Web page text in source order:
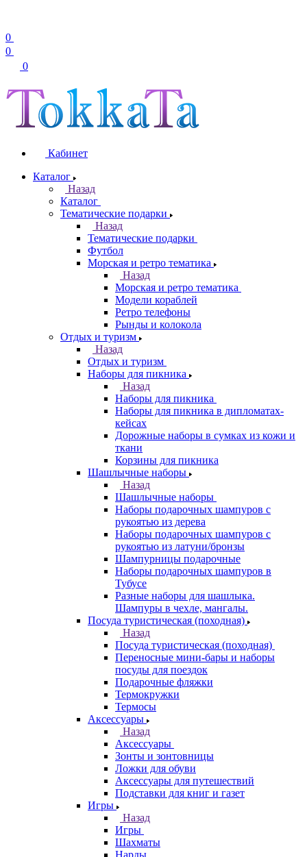
0
0
0
Кабинет
Каталог
Назад
Каталог
Тематические подарки
Назад
Тематические подарки
Футбол
Морская и ретро тематика
Назад
Морская и ретро тематика
Модели кораблей
Ретро телефоны
Рынды и колокола
Отдых и туризм
Назад
Отдых и туризм
Наборы для пикника
Назад
Наборы для пикника
Наборы для пикника в дипломатах-
кейсах
Дорожные наборы в сумках из кожи и
ткани
Корзины для пикника
Шашлычные наборы
Назад
Шашлычные наборы
Наборы подарочных шампуров с
рукоятью из дерева
Наборы подарочных шампуров с
рукоятью из латуни/бронзы
Шампурницы подарочные
Наборы подарочных шампуров в
Тубусе
Разные наборы для шашлыка.
Шампуры в чехле, мангалы.
Посуда туристическая (походная)
Назад
Посуда туристическая (походная)
Переносные мини-бары и наборы
посуды для поездок
Подарочные фляжки
Термокружки
Термосы
Аксессуары
Назад
Аксессуары
Зонты и зонтовницы
Ложки для обуви
Аксессуары для путешествий
Подставки для книг и газет
Игры
Назад
Игры
Шахматы
Нарды